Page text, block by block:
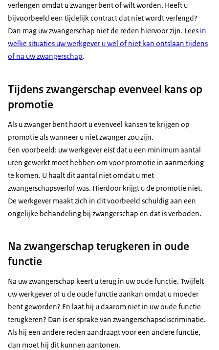
verlengen omdat u zwanger bent of wilt worden. Heeft u
bijvoorbeeld een tijdelijk contract dat niet wordt verlengd?
Dan mag uw zwangerschap niet de reden hiervoor zijn. Lees in
welke situaties uw werkgever u wel of niet kan ontslaan tijdens
of na uw zwangerschap.
Tijdens zwangerschap evenveel kans op
promotie
Als u zwanger bent hoort u evenveel kansen te krijgen op
promotie als wanneer u niet zwanger zou zijn.
Een voorbeeld: uw werkgever eist dat u een minimum aantal
uren gewerkt moet hebben om voor promotie in aanmerking
te komen. U haalt dit aantal niet omdat u met
zwangerschapsverlof was. Hierdoor krijgt u de promotie niet.
De werkgever maakt zich in dit voorbeeld schuldig aan een
ongelijke behandeling bij zwangerschap en dat is verboden.
Na zwangerschap terugkeren in oude
functie
Na uw zwangerschap keert u terug in uw oude functie. Twijfelt
uw werkgever of u de oude functie aankan omdat u moeder
bent geworden? En laat hij u daarom niet in uw oude functie
terugkeren? Dan is er sprake van zwangerschapsdiscriminatie.
Als hij een andere reden aandraagt voor een andere functie,
dan moet hij dit kunnen aantonen.